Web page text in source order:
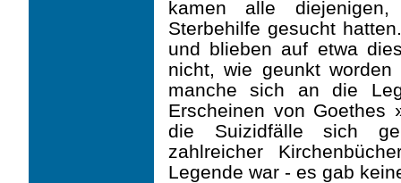
kamen alle
Sterbehilfe gesucht
und blieben auf etwa
nicht, wie geunkt
manche sich an die
Erscheinen von Goethes
die Suizidfälle sich
zahlreicher
Legende war - es gab